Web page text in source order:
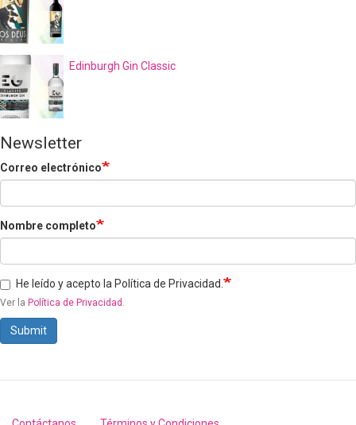
Edinburgh Gin Classic
Newsletter
Correo electrónico
Nombre completo
He leído y acepto la Política de Privacidad.
Ver la Política de Privacidad .
Submit